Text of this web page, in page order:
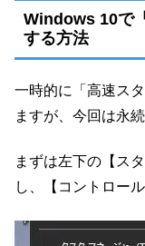
Windows 10で
する方法
一時的に「高速ス
ますが、今回は永
まずは左下の【ス
し、【コントロー